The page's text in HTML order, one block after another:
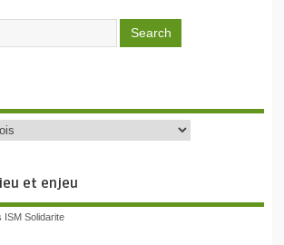
et enjeu
ISM Solidarite